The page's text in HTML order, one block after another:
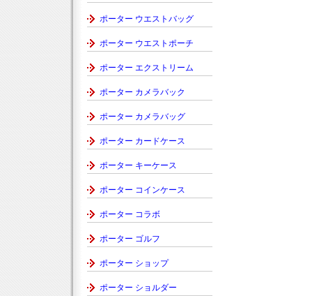
ポーター ウエストバッグ
ポーター ウエストポーチ
ポーター エクストリーム
ポーター カメラバック
ポーター カメラバッグ
ポーター カードケース
ポーター キーケース
ポーター コインケース
ポーター コラボ
ポーター ゴルフ
ポーター ショップ
ポーター ショルダー